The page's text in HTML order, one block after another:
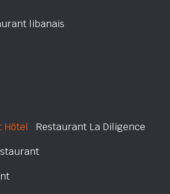
libanais
Hôtel Restaurant La Diligence